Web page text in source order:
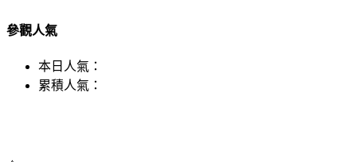
參觀人氣
本日人氣：
累積人氣：